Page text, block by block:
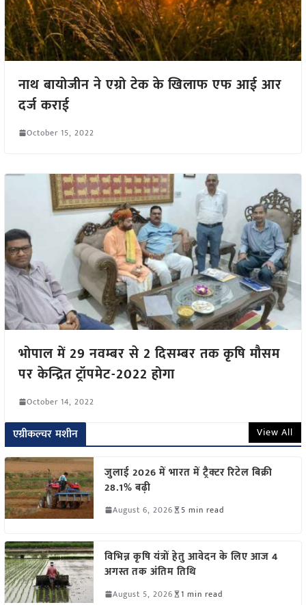
नाथ बायोजीन ने एग्रो टेक के खिलाफ एफ आई आर
दर्ज कराई
October 15, 2022
भोपाल में 29 नवम्बर से 2 दिसम्बर तक कृषि मौसम
पर केन्द्रित ट्रॉपमेट-2022 होगा
October 14, 2022
एग्रीकल्चर मशीन View All
जुलाई 2026 में भारत में ट्रैक्टर रिटेल बिक्री
28.1% बढ़ी
August 6, 2026 5 min read
विभिन्न कृषि यंत्रों हेतु आवेदन के लिए आज 4
अगस्त तक अंतिम तिथि
August 5, 2026 1 min read